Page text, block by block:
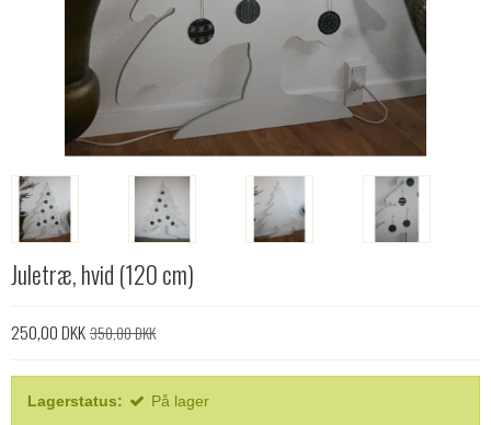
Juletræ, hvid (120 cm)
250,00 DKK350,00 DKK
Lagerstatus: På lager